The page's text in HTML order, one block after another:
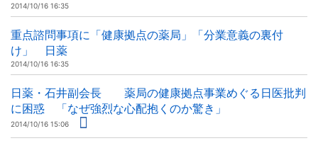
2014/10/16 16:35
重点諮問事項に「健康拠点の薬局」「分業意義の裏付
け」 日薬
2014/10/16 16:35
日薬・石井副会長 薬局の健康拠点事業めぐる日医批判
に困惑 「なぜ強烈な心配抱くのか驚き」
2014/10/16 15:06